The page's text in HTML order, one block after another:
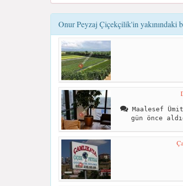
Onur Peyzaj Çiçekçilik'in yakınındaki
Maalesef
gün önce